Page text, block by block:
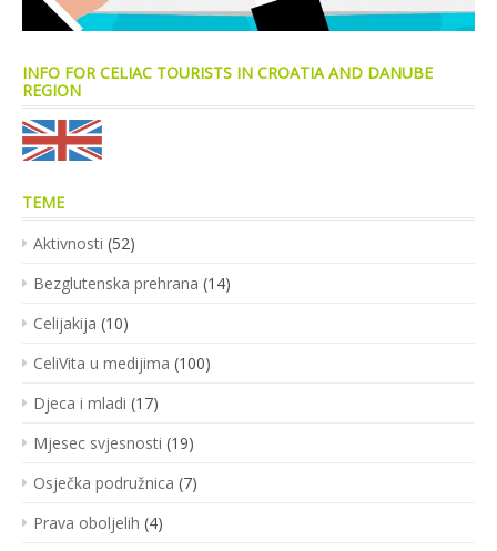
INFO FOR CELIAC TOURISTS IN CROATIA AND DANUBE
REGION
TEME
Aktivnosti (52)
Bezglutenska prehrana (14)
Celijakija (10)
CeliVita u medijima (100)
Djeca i mladi (17)
Mjesec svjesnosti (19)
Osječka podružnica (7)
Prava oboljelih (4)